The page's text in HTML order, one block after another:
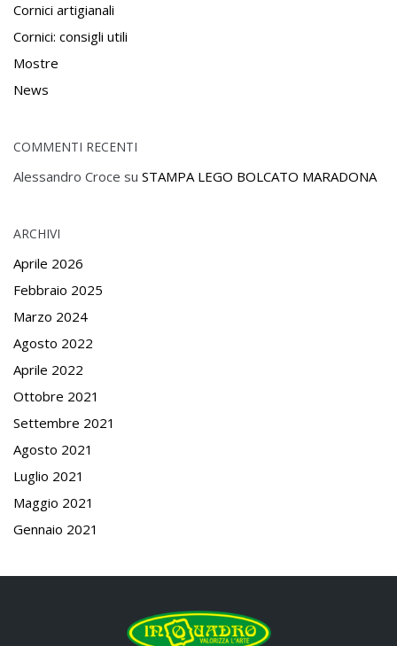
Cornici artigianali
Cornici: consigli utili
Mostre
News
COMMENTI RECENTI
Alessandro Croce su STAMPA LEGO BOLCATO MARADONA
ARCHIVI
Aprile 2026
Febbraio 2025
Marzo 2024
Agosto 2022
Aprile 2022
Ottobre 2021
Settembre 2021
Agosto 2021
Luglio 2021
Maggio 2021
Gennaio 2021